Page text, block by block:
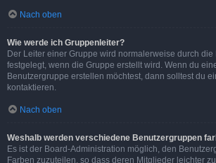
Nach oben
Wie werde ich Gruppenleiter?
Der Leiter einer Gruppe wird normalerweise durch
festgelegt, wenn die Gruppe erstellt wird. Wenn du
Benutzergruppe erstellen möchtest, dann solltest du
kontaktieren.
Nach oben
Weshalb werden verschiedene Benutzergruppen
Es ist der Board-Administration möglich, den
Farben zuzuteilen, so dass deren Mitglieder leichter